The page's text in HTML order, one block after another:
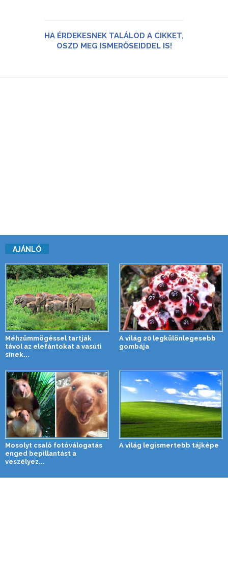
HA ÉRDEKESNEK TALÁLOD A CIKKET,
OSZD MEG ISMERŐSEIDDEL IS!
AJÁNLÓ
Méhzümmögéssel tartják
távol az elefántokat a vasúti
sínek...
A világ 20 legkülönlegesebb
gombája
Mosolyt csaló fotóválogatás
enged bepillantást a
veszélyez...
A világ legismertebb tájképe